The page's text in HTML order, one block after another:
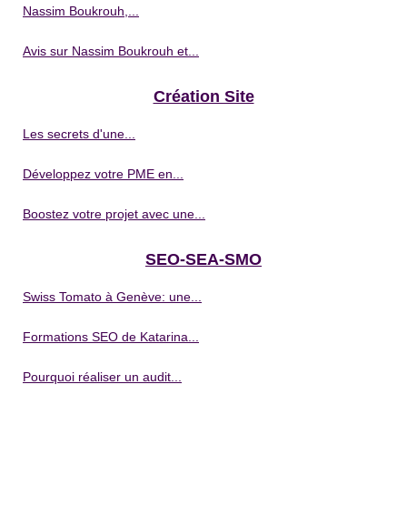
Nassim Boukrouh,...
Avis sur Nassim Boukrouh et...
Création Site
Les secrets d'une...
Développez votre PME en...
Boostez votre projet avec une...
SEO-SEA-SMO
Swiss Tomato à Genève: une...
Formations SEO de Katarina...
Pourquoi réaliser un audit...